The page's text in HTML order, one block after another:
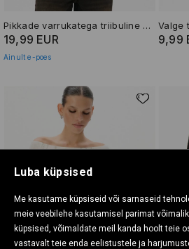
Luba küpsised
Me kasutame küpsiseid või sarnaseid
meie veebilehe kasutamisel parimat
küpsised, võimaldate meil kanda hoolt teie
vastavalt teie enda eelistustele ja
Pikkade varrukatega triibuline T-särk
19,99 EUR
Ainult e-poes
Valge
9,99